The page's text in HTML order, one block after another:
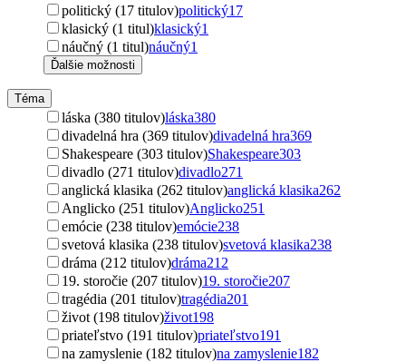
politický (17 titulov)politický17
klasický (1 titul)klasický1
náučný (1 titul)náučný1
Ďalšie možnosti
Téma
láska (380 titulov)láska380
divadelná hra (369 titulov)divadelná hra369
Shakespeare (303 titulov)Shakespeare303
divadlo (271 titulov)divadlo271
anglická klasika (262 titulov)anglická klasika262
Anglicko (251 titulov)Anglicko251
emócie (238 titulov)emócie238
svetová klasika (238 titulov)svetová klasika238
dráma (212 titulov)dráma212
19. storočie (207 titulov)19. storočie207
tragédia (201 titulov)tragédia201
život (198 titulov)život198
priateľstvo (191 titulov)priateľstvo191
na zamyslenie (182 titulov)na zamyslenie182